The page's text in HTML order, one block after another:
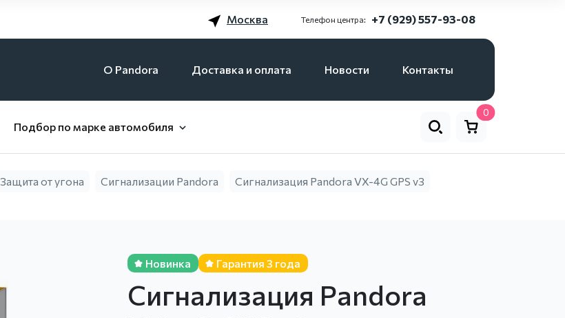
Москва Телефон центра: +7 (929) 557-93-08
O Pandora Доставка и оплата Новости Контакты
Подбор по марке автомобиля
0
Защита от угона Сигнализации Pandora Сигнализация Pandora VX-4G GPS v3
Новинка Гарантия 3 года
Сигнализация Pandora